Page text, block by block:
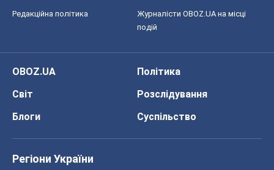
Редакційна політика
Журналісти OBOZ.UA на місці
подій
OBOZ.UA
Політика
Світ
Розслідування
Блоги
Суспільство
Регіони України